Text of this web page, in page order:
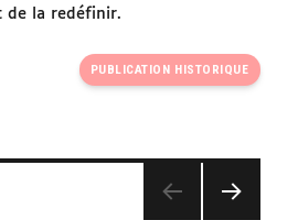
de la redéfinir.
PUBLICATION HISTORIQUE